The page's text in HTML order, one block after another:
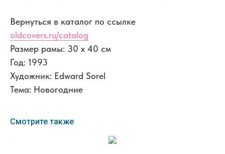
Вернуться в каталог по ссылке
oldcovers.ru/catalog
Размер рамы: 30 x 40 см
Год: 1993
Художник: Edward Sorel
Тема: Новогодние
Смотрите также